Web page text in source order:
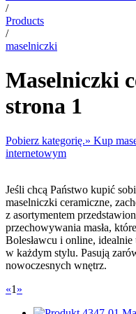
/
Products
/
maselniczki
Maselniczki
strona 1
Pobierz kategorię.» Kup
internetowym
Jeśli chcą Państwo kupić
maselniczki ceramiczne,
z asortymentem
przechowywania masła,
Bolesławcu i online,
w każdym stylu. Pasują
nowoczesnych wnętrz.
«1 »